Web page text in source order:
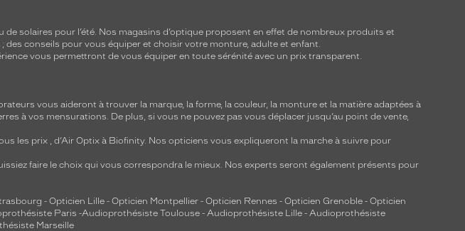
de solaires pour l’été. Nos magasins d’optique proposent en effet de nombreux produits et
des conseils pour vous équiper et choisir votre monture, adulte et enfant.
vous permettront de vous équiper en toute sérénité avec un prix transparent.
vous aideront à trouver la marque, la forme, la couleur, la monture et la matière adaptées à
à vos mensurations. De plus, si vous ne pouvez pas vous déplacer jusqu’au point de vente,
les prix , d’Air Optix à Biofinity. Nos opticiens vous expliqueront la marche à suivre pour
faire le choix qui vous correspondra le mieux. Nos experts seront également présents pour
- Opticien Lille - Opticien Montpellier - Opticien Rennes - Opticien Grenoble - Opticien
Paris -Audioprothésiste Toulouse - Audioprothésiste Lille - Audioprothésiste
Marseille